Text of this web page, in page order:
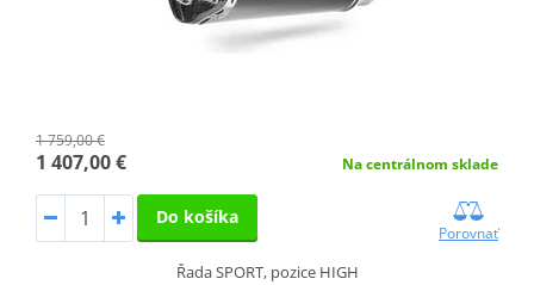
1 759,00 €
1 407,00 € Na centrálnom sklade
Do košíka
Porovnať
Řada SPORT, pozice HIGH